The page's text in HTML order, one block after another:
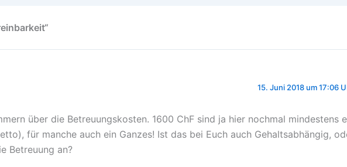
15. Juni 2018 um 17:06
über die Betreuungskosten. 1600 ChF sind ja hier nochmal mindestens
für manche auch ein Ganzes! Ist das bei Euch auch Gehaltsabhängig,
Betreuung an?